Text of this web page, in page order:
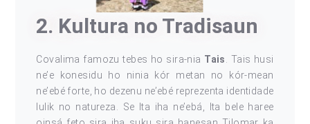
2. Kultura no Tradisaun
Covalima famozu tebes ho sira-nia Tais
. Tais husi
ne’e konesidu ho ninia kór metan no kór-mean
ne’ebé forte, ho dezenu ne’ebé reprezenta identidade
lulik no natureza. Se Ita iha ne’ebá, Ita bele haree